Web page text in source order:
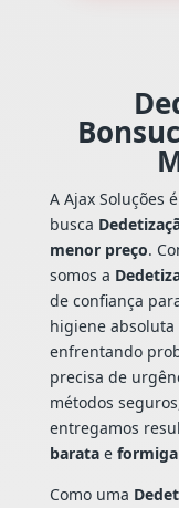
A Ajax Soluções
busca
menor preço.
somos a
de confiança
higiene absoluta
enfrentando
precisa de
métodos
entregamos
baratae formiga
Como uma